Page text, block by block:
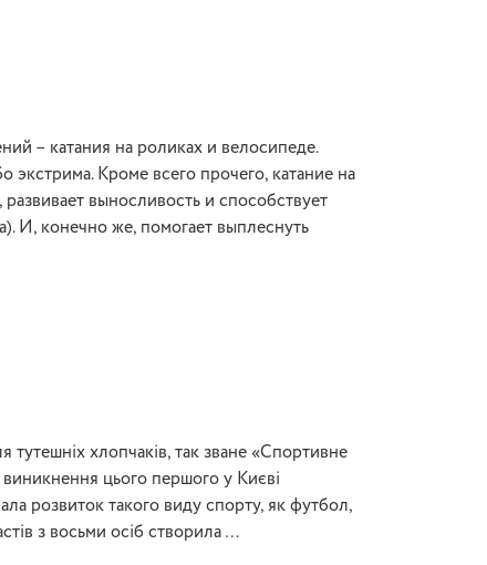
– катания на роликах и велосипеде.
Кроме всего прочего, катание на
выносливость и способствует
И, конечно же, помогает выплеснуть
хлопчаків, так зване «Спортивне
цього першого у Києві
розвиток такого виду спорту, як футбол,
з восьми осіб створила …